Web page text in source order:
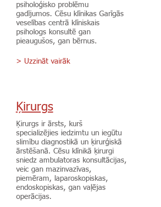
psiholoģisko problēmu
gadījumos. Cēsu klīnikas Garīgās
veselības centrā klīniskais
psihologs konsultē gan
pieaugušos, gan bērnus.
> Uzzināt vairāk
Ķirurgs
Ķirurgs ir ārsts, kurš
specializējies iedzimtu un iegūtu
slimību diagnostikā un ķirurģiskā
ārstēšanā. Cēsu klīnikā ķirurgi
sniedz ambulatoras konsultācijas,
veic gan mazinvazīvas,
piemēram, laparoskopiskas,
endoskopiskas, gan vaļējas
operācijas.